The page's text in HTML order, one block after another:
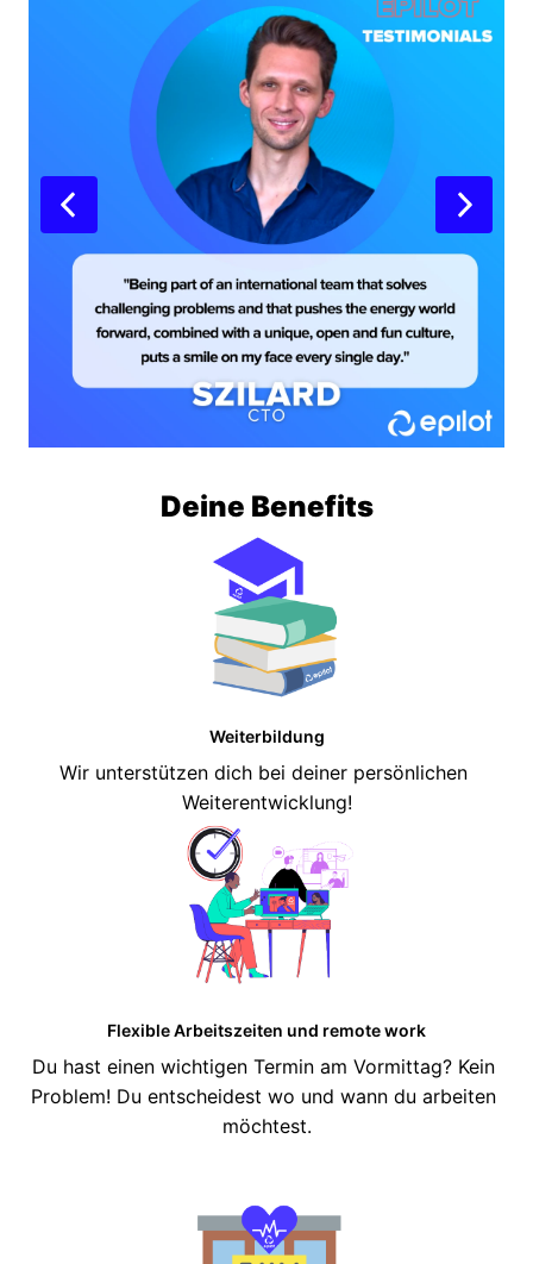
Deine Benefits
Weiterbildung
Wir unterstützen dich bei deiner persönlichen
Weiterentwicklung!
Flexible Arbeitszeiten und remote work
Du hast einen wichtigen Termin am Vormittag? Kein
Problem! Du entscheidest wo und wann du arbeiten
möchtest.